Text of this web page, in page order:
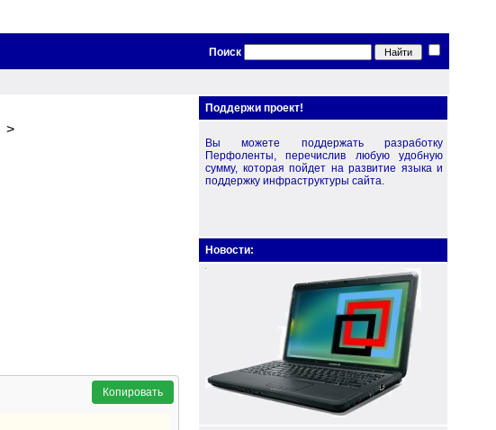
Поиск
>
Копировать
Поддержи проект!
Вы можете поддержать разработку
Перфоленты, перечислив любую удобную
сумму, которая пойдет на развитие языка и
поддержку инфраструктуры сайта.
Новости: